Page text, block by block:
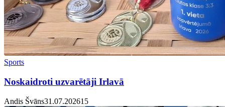
Sports
Noskaidroti uzvarētāji Irlavā
Andis Švāns31.07.20261 5